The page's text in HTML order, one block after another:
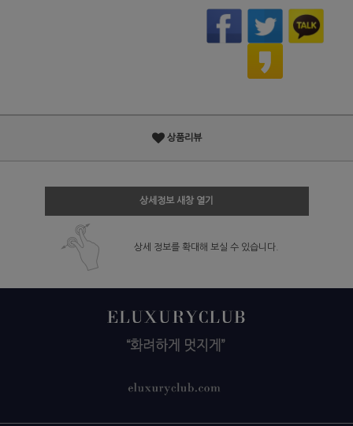
상품리뷰
상세정보 새창 열기
상세 정보를 확대해 보실 수 있습니다.